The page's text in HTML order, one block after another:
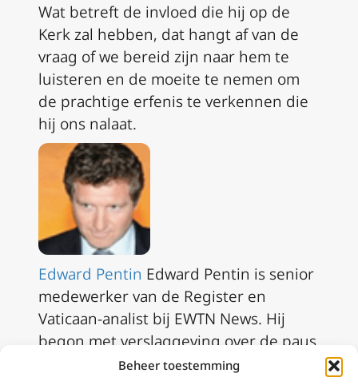
Beheer toestemming
Wat betreft de invloed die hij op de
Kerk zal hebben, dat hangt af van de
vraag of we bereid zijn naar hem te
luisteren en de moeite te nemen om
de prachtige erfenis te verkennen die
hij ons nalaat.
Edward Pentin Edward Pentin is senior
medewerker van de Register en
Vaticaan-analist bij EWTN News. Hij
begon met verslaggeving over de paus
en het Vaticaan bij Vatican Radio,